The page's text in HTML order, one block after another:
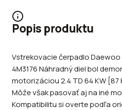
Popis produktu
Vstrekovacie čerpadlo Daewoo
4M3176 Náhradný diel bol
motorizáciou 2.4 TD 64 KW [87
Môže však pasovať aj na iné
Kompatibilitu si overte podľa